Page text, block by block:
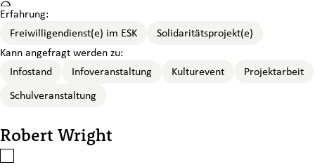
Erfahrung:
Freiwilligendienst(e) im ESK
Solidaritätsprojekt(e)
Kann angefragt werden zu:
Infostand
Infoveranstaltung Kulturevent
Projektarbeit
Schulveranstaltung
Robert Wright